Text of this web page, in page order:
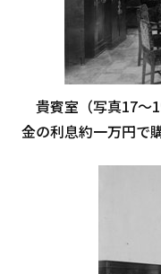
貴賓室（写真17～
金の利息約一万円で